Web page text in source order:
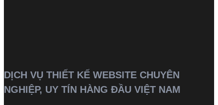
DỊCH VỤ THIẾT KẾ WEBSITE CHUYÊN
NGHIỆP, UY TÍN HÀNG ĐẦU VIỆT NAM